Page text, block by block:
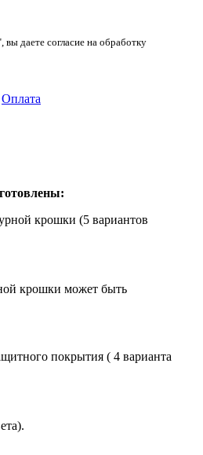
даете согласие на обработку
Оплата
крошки (5 вариантов
крошки может быть
покрытия ( 4 варианта